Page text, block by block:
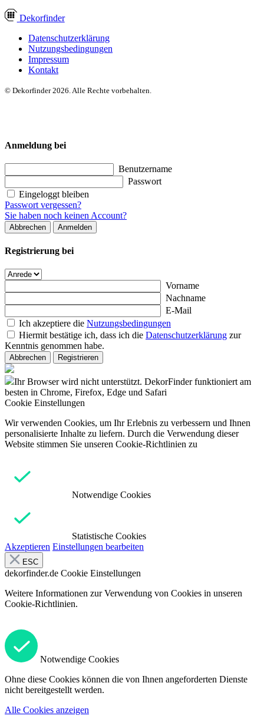
Dekorfinder
Datenschutzerklärung
Nutzungsbedingungen
Impressum
Kontakt
© Dekorfinder 2026. Alle Rechte vorbehalten.
Anmeldung bei
Benutzername
Passwort
Eingeloggt bleiben
Passwort vergessen?
Sie haben noch keinen Account?
Abbrechen Anmelden
Registrierung bei
Vorname
Nachname
E-Mail
Ich akzeptiere die Nutzungsbedingungen
Hiermit bestätige ich, dass ich die Datenschutzerklärung zur
Kenntnis genommen habe.
Abbrechen Registrieren
Ihr Browser wird nicht unterstützt. DekorFinder funktioniert am
besten in Chrome, Firefox, Edge und Safari
Cookie Einstellungen
Wir verwenden Cookies, um Ihr Erlebnis zu verbessern und Ihnen
personalisierte Inhalte zu liefern. Durch die Verwendung dieser
Website stimmen Sie unseren Cookie-Richtlinien zu
Notwendige Cookies
Statistische Cookies
Akzeptieren Einstellungen bearbeiten
ESC
dekorfinder.de Cookie Einstellungen
Weitere Informationen zur Verwendung von Cookies in unseren
Cookie-Richtlinien.
Notwendige Cookies
Ohne diese Cookies können die von Ihnen angeforderten Dienste
nicht bereitgestellt werden.
Alle Cookies anzeigen